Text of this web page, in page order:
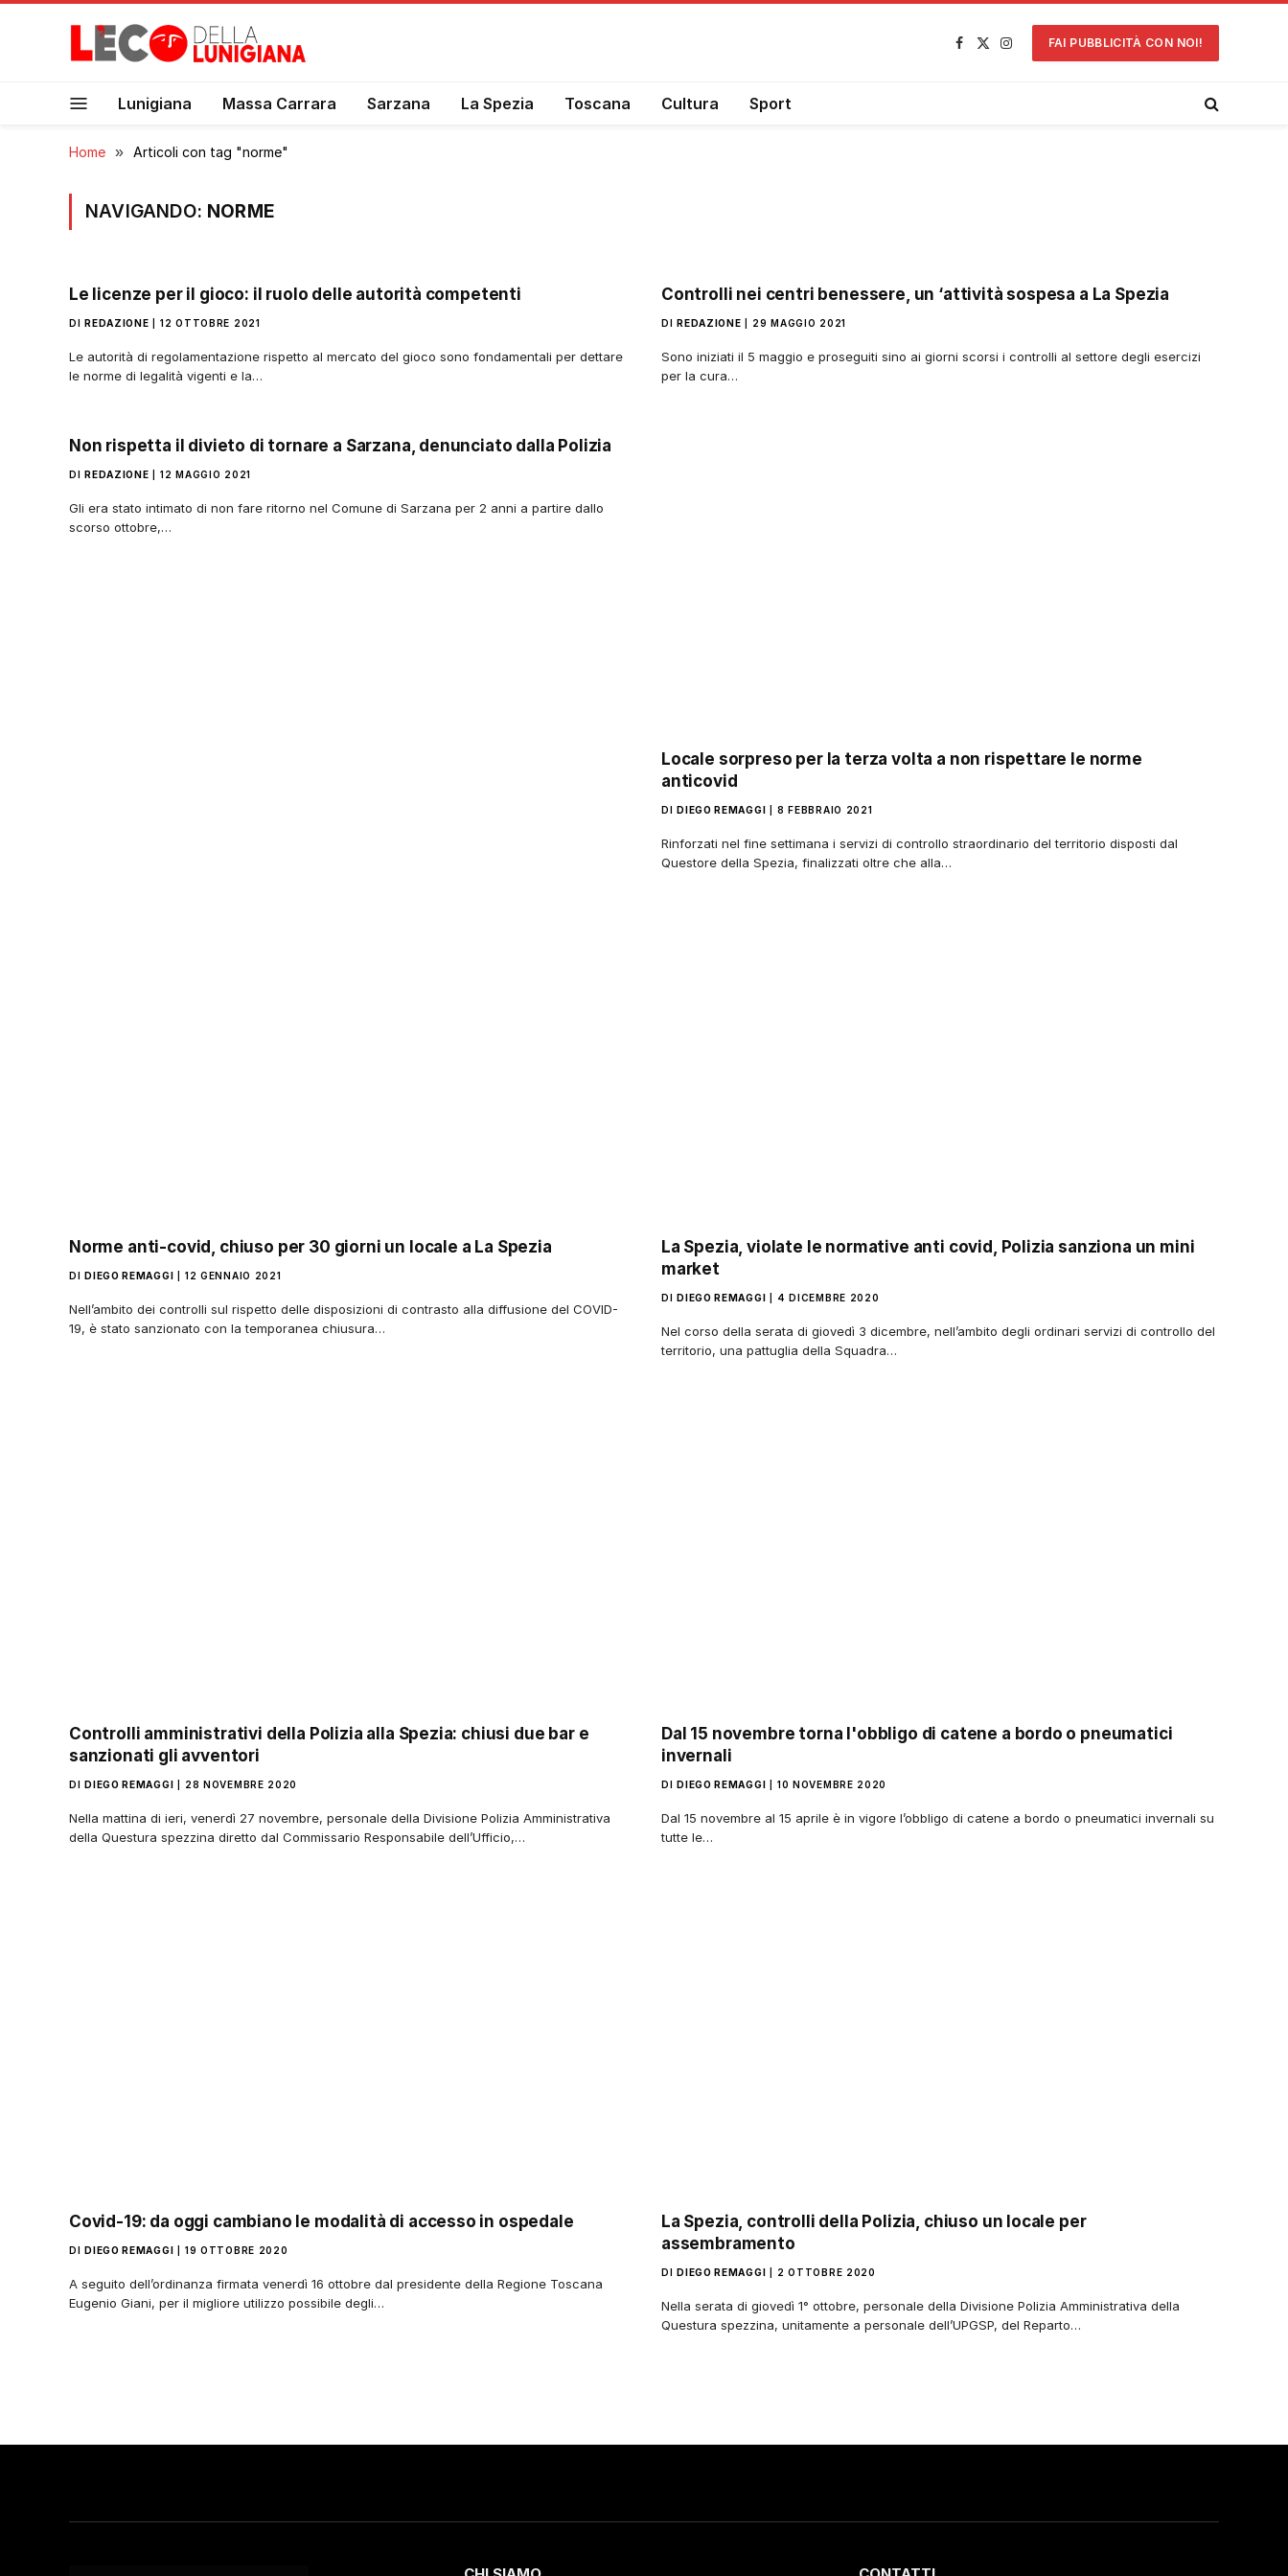
Facebook
X
Instagram
FAI PUBBLICITÀ CON NOI!
Lunigiana Massa Carrara Sarzana La Spezia Toscana Cultura Sport
Home » Articoli con tag "norme"
NAVIGANDO: NORME
Le licenze per il gioco: il ruolo delle autorità competenti
DI REDAZIONE 12 OTTOBRE 2021
Le autorità di regolamentazione rispetto al mercato del gioco sono fondamentali per dettare
le norme di legalità vigenti e la…
Controlli nei centri benessere, un ‘attività sospesa a La Spezia
DI REDAZIONE 29 MAGGIO 2021
Sono iniziati il 5 maggio e proseguiti sino ai giorni scorsi i controlli al settore degli esercizi
per la cura…
Non rispetta il divieto di tornare a Sarzana, denunciato dalla Polizia
DI REDAZIONE 12 MAGGIO 2021
Gli era stato intimato di non fare ritorno nel Comune di Sarzana per 2 anni a partire dallo
scorso ottobre,…
Locale sorpreso per la terza volta a non rispettare le norme
anticovid
DI DIEGO REMAGGI 8 FEBBRAIO 2021
Rinforzati nel fine settimana i servizi di controllo straordinario del territorio disposti dal
Questore della Spezia, finalizzati oltre che alla…
Norme anti-covid, chiuso per 30 giorni un locale a La Spezia
DI DIEGO REMAGGI 12 GENNAIO 2021
Nell’ambito dei controlli sul rispetto delle disposizioni di contrasto alla diffusione del COVID-
19, è stato sanzionato con la temporanea chiusura…
La Spezia, violate le normative anti covid, Polizia sanziona un mini
market
DI DIEGO REMAGGI 4 DICEMBRE 2020
Nel corso della serata di giovedì 3 dicembre, nell’ambito degli ordinari servizi di controllo del
territorio, una pattuglia della Squadra…
Controlli amministrativi della Polizia alla Spezia: chiusi due bar e
sanzionati gli avventori
DI DIEGO REMAGGI 28 NOVEMBRE 2020
Nella mattina di ieri, venerdì 27 novembre, personale della Divisione Polizia Amministrativa
della Questura spezzina diretto dal Commissario Responsabile dell’Ufficio,…
Dal 15 novembre torna l'obbligo di catene a bordo o pneumatici
invernali
DI DIEGO REMAGGI 10 NOVEMBRE 2020
Dal 15 novembre al 15 aprile è in vigore l’obbligo di catene a bordo o pneumatici invernali su
tutte le…
Covid-19: da oggi cambiano le modalità di accesso in ospedale
DI DIEGO REMAGGI 19 OTTOBRE 2020
A seguito dell’ordinanza firmata venerdì 16 ottobre dal presidente della Regione Toscana
Eugenio Giani, per il migliore utilizzo possibile degli…
La Spezia, controlli della Polizia, chiuso un locale per
assembramento
DI DIEGO REMAGGI 2 OTTOBRE 2020
Nella serata di giovedì 1° ottobre, personale della Divisione Polizia Amministrativa della
Questura spezzina, unitamente a personale dell’UPGSP, del Reparto…